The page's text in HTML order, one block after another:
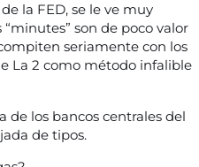
la FED, se le ve muy
son de poco valor
seriamente con los
La 2 como método infalible
de los bancos centrales del
de tipos.